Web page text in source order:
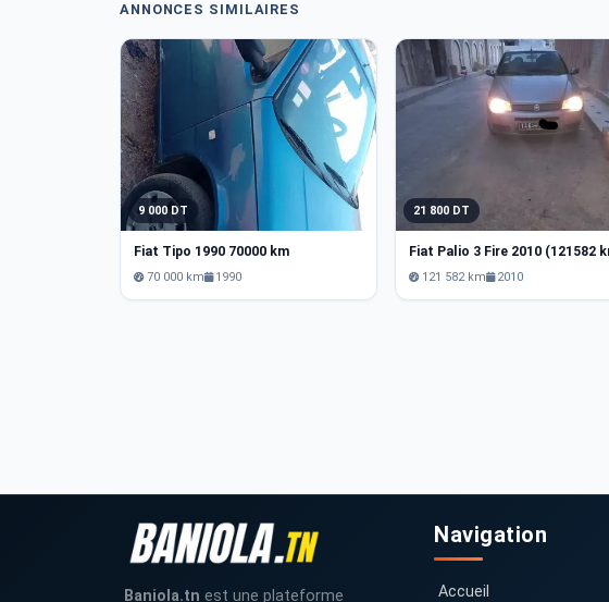
ANNONCES SIMILAIRES
9 000 DT
Fiat Tipo 1990 70000 km
70 000 km 1990
21 800 DT
Fiat Palio 3 Fire 2010 (121582
121 582 km 2010
Baniola.tn est une plateforme
Navigation
Accueil